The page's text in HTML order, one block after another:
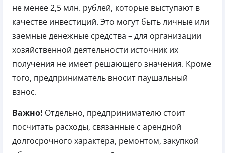
не менее 2,5 млн. рублей, которые выступают в
качестве инвестиций. Это могут быть личные или
заемные денежные средства – для организации
хозяйственной деятельности источник их
получения не имеет решающего значения. Кроме
того, предприниматель вносит паушальный
взнос.
Важно! Отдельно, предпринимателю стоит
посчитать расходы, связанные с арендной
долгосрочного характера, ремонтом, закупкой